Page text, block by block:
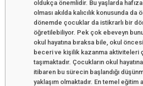
oldukça önemlidir. Bu yaşlarda
olması akılda kalıcılık konusunda da
dönemde çocuklar da istikrarlı bir
öğretilebiliyor. Pek çok ebeveyn
okul hayatına bıraksa bile, okul
beceri ve kişilik kazanma aktiviteleri
taşımaktadır. Çocukların okul
itibaren bu sürecin başlandığı
yaklaşım olmaktadır. En temel eğitim